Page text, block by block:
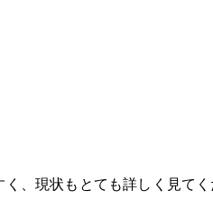
、現状もとても詳しく見て